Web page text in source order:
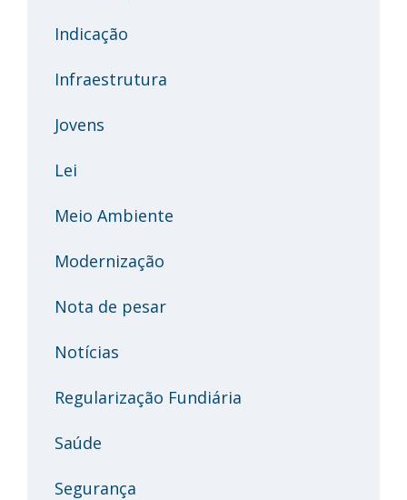
Indicação
Infraestrutura
Jovens
Lei
Meio Ambiente
Modernização
Nota de pesar
Notícias
Regularização Fundiária
Saúde
Segurança